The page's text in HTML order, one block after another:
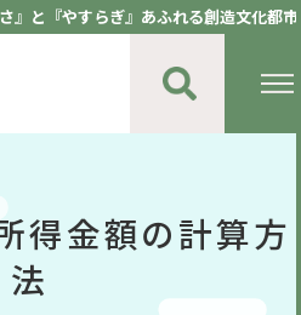
』と『やすらぎ』あふれる創造文化都市
得金額の計算方
法